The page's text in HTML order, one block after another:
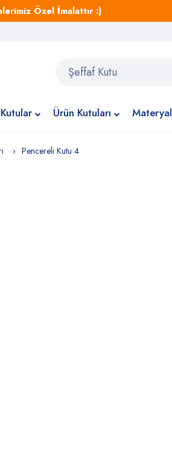
Özel İmalattır :)
Ürün Kutuları Materyal
Pencereli Kutu 4